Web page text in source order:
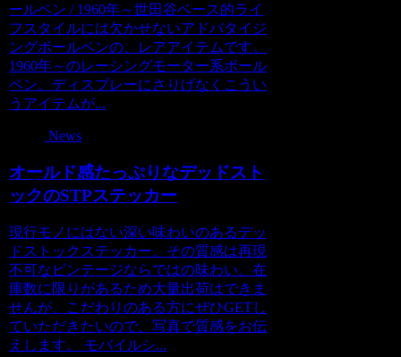
ールペン / 1960年～世田谷ベース的ライ
フスタイルには欠かせないアドバタイジ
ングボールペンの、レアアイテムです。
1960年～のレーシングモーター系ボール
ペン。ディスプレーにさりげなくこうい
うアイテムが...
News
オールド感たっぷりなデッドスト
ックのSTPステッカー
現行モノにはない深い味わいのあるデッ
ドストックステッカー。その質感は再現
不可なビンテージならではの味わい。在
庫数に限りがあるため大量出荷はできま
せんが、こだわりのある方にぜひGETし
ていただきたいので、写真で質感をお伝
えします。 モバイルシ...